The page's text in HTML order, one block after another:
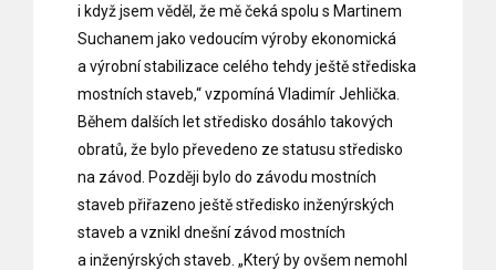
i když jsem věděl, že mě čeká spolu s Martinem
Suchanem jako vedoucím výroby ekonomická
a výrobní stabilizace celého tehdy ještě střediska
mostních staveb,“ vzpomíná Vladimír Jehlička.
Během dalších let středisko dosáhlo takových
obratů, že bylo převedeno ze statusu středisko
na závod. Později bylo do závodu mostních
staveb přiřazeno ještě středisko inženýrských
staveb a vznikl dnešní závod mostních
a inženýrských staveb. „Který by ovšem nemohl